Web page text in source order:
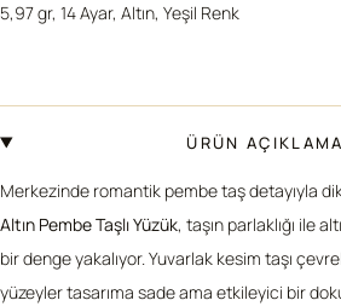
5,97 gr, 14 Ayar, Altın, Yeşil Renk
ÜRÜN
Merkezinde romantik pembe taş detayıyla
Altın Pembe Taşlı Yüzük, taşın parlaklığı ile
bir denge yakalıyor. Yuvarlak kesim taşı
yüzeyler tasarıma sade ama etkileyici bir